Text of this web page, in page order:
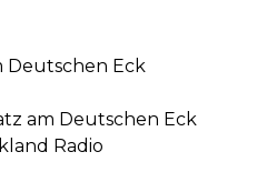
Deutschen Eck
am Deutschen Eck
Radio